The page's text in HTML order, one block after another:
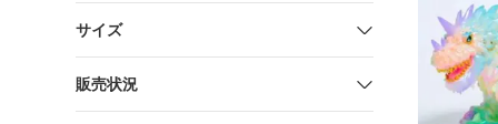
サイズ
販売状況